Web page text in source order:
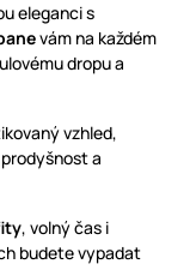
eleganci s
vám na každém
dropu a
vzhled,
a
, volný čas i
budete vypadat